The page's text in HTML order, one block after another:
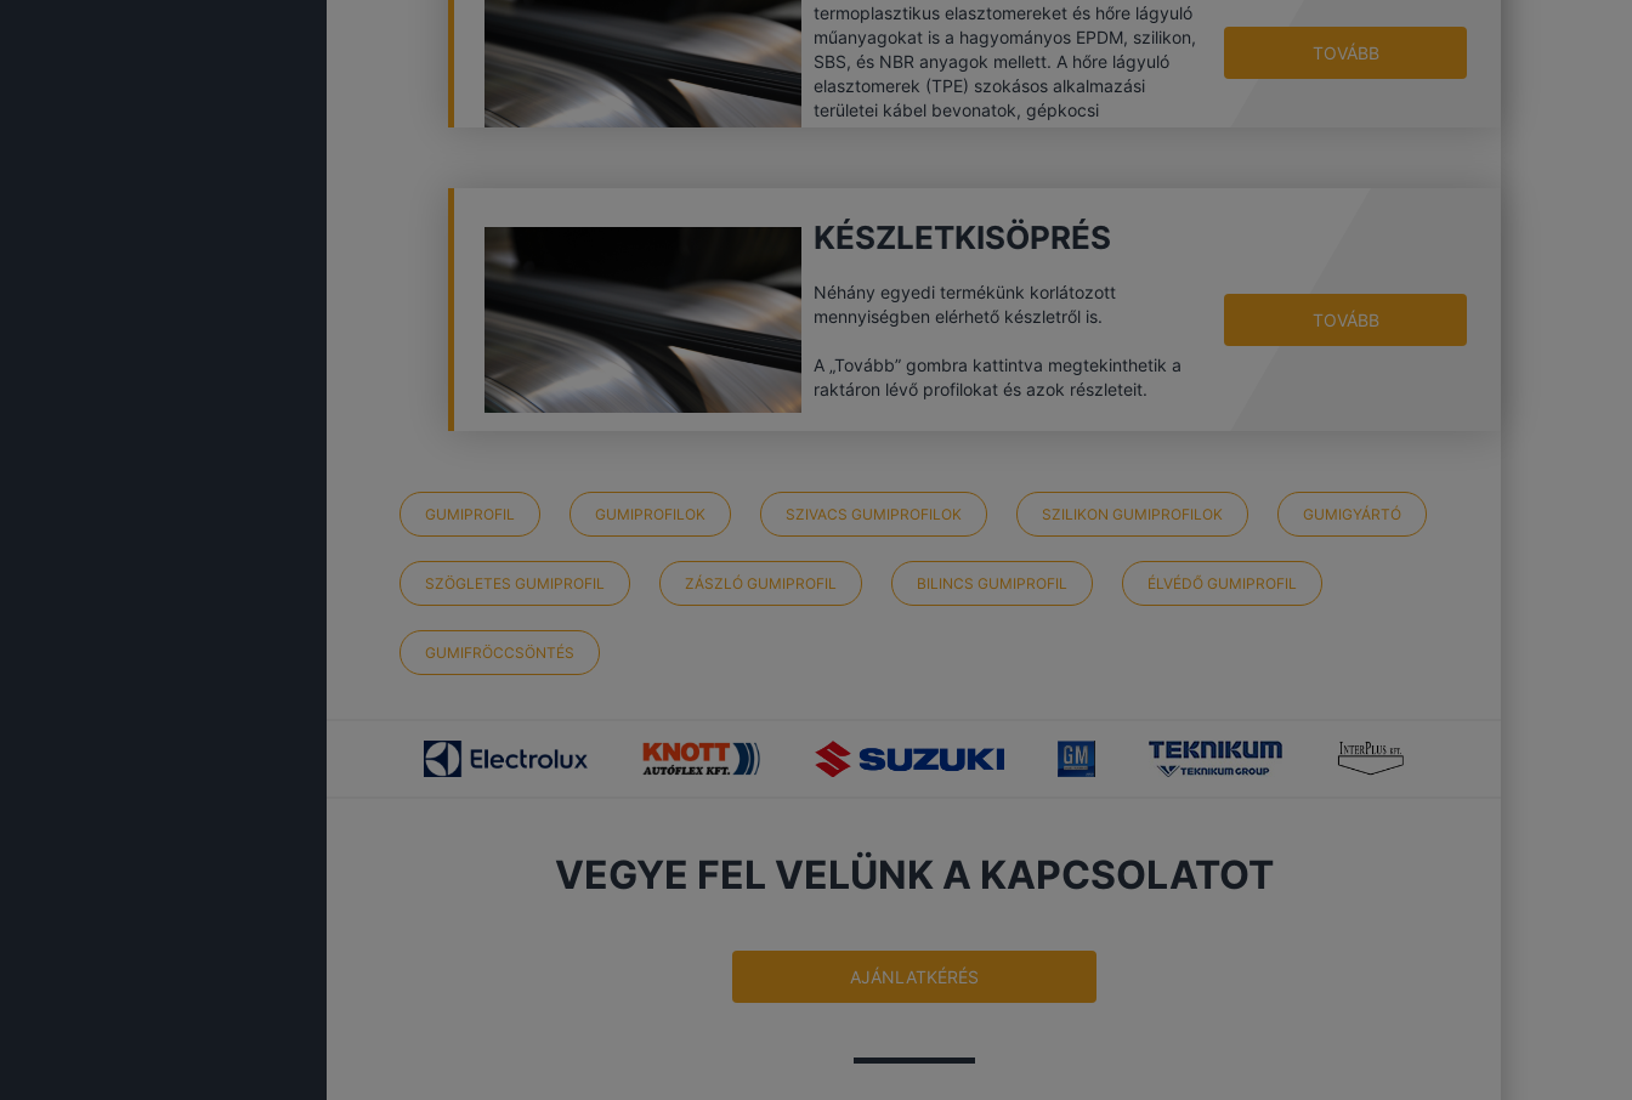
termoplasztikus elasztomereket és hőre lágyuló
műanyagokat is a hagyományos EPDM, szilikon,
SBS, és NBR anyagok mellett. A hőre lágyuló
elasztomerek (TPE) szokásos alkalmazási
területei kábel bevonatok, gépkocsi
TOVÁBB
KÉSZLETKISÖPRÉS
Néhány egyedi termékünk korlátozott
mennyiségben elérhető készletről is.
A „Tovább” gombra kattintva megtekinthetik a
raktáron lévő profilokat és azok részleteit.
TOVÁBB
GUMIPROFIL GUMIPROFILOK SZIVACS GUMIPROFILOK SZILIKON GUMIPROFILOK GUMIGYÁRTÓ
SZÖGLETES GUMIPROFIL ZÁSZLÓ GUMIPROFIL BILINCS GUMIPROFIL ÉLVÉDŐ GUMIPROFIL
GUMIFRÖCCSÖNTÉS
VEGYE FEL VELÜNK A KAPCSOLATOT
AJÁNLATKÉRÉS